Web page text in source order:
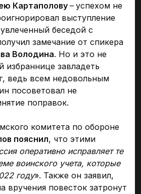
Картаполову – успехом не
выступление
беседой с
замечание от спикера
Володина. Но и это не
избраннице завладеть
ведь всем недовольным
посоветовал не
поправок.
комитета по обороне
пояснил, что этими
оперативно исправляет те
воинского учета, которые
году». Также он заявил,
вручения повесток затронут